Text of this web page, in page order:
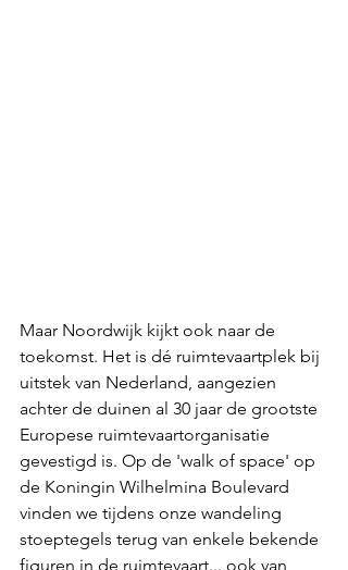
Maar Noordwijk kijkt ook naar de
toekomst. Het is dé ruimtevaartplek bij
uitstek van Nederland, aangezien
achter de duinen al 30 jaar de grootste
Europese ruimtevaartorganisatie
gevestigd is. Op de 'walk of space' op
de Koningin Wilhelmina Boulevard
vinden we tijdens onze wandeling
stoeptegels terug van enkele bekende
figuren in de ruimtevaart... ook van